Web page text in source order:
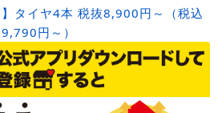
】タイヤ4本 税抜8,900円～（税込
9,790円～）